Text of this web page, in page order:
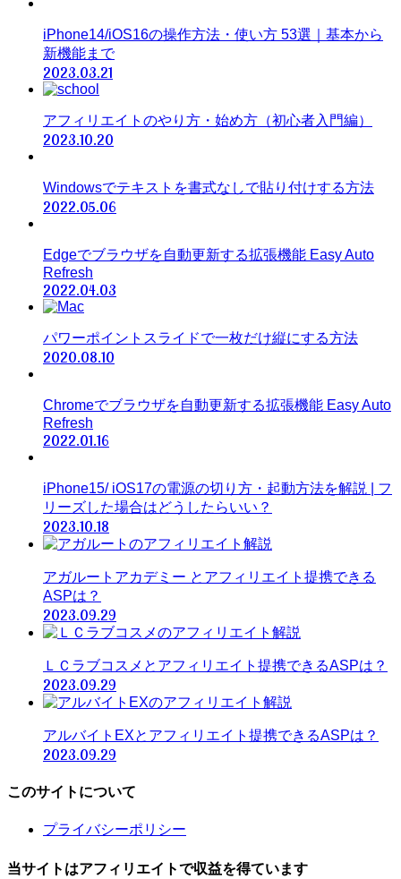
iPhone14/iOS16の操作方法・使い方 53選｜基本から
新機能まで
2023.03.21
アフィリエイトのやり方・始め方（初心者入門編）
2023.10.20
Windowsでテキストを書式なしで貼り付けする方法
2022.05.06
Edgeでブラウザを自動更新する拡張機能 Easy Auto
Refresh
2022.04.03
パワーポイントスライドで一枚だけ縦にする方法
2020.08.10
Chromeでブラウザを自動更新する拡張機能 Easy Auto
Refresh
2022.01.16
iPhone15/ iOS17の電源の切り方・起動方法を解説 | フ
リーズした場合はどうしたらいい？
2023.10.18
アガルートアカデミー とアフィリエイト提携できる
ASPは？
2023.09.29
ＬＣラブコスメとアフィリエイト提携できるASPは？
2023.09.29
アルバイトEXとアフィリエイト提携できるASPは？
2023.09.29
このサイトについて
プライバシーポリシー
当サイトはアフィリエイトで収益を得ています